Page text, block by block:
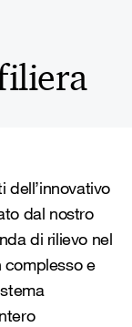
dell’innovativo
dal nostro
di rilievo nel
complesso e